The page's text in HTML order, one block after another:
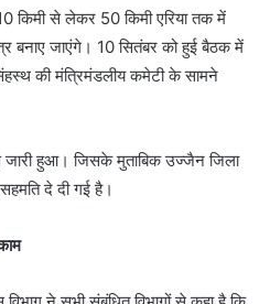
किमी से लेकर 50 किमी एरिया तक में
बनाए जाएंगे। 10 सितंबर को हुई बैठक में
की मंत्रिमंडलीय कमेटी के सामने
हुआ। जिसके मुताबिक उज्जैन जिला
दे दी गई है।